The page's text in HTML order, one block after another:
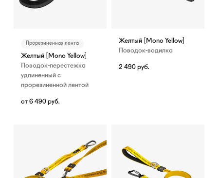
Прорезиненная лента
Желтый [Mono Yellow]
Поводок-перестежка
удлиненный с
прорезиненной лентой
от 6 490 руб.
Желтый [Mono Yellow]
Поводок-водилка
2 490 руб.